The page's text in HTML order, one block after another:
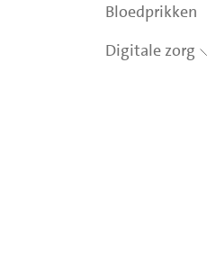
Bloedprikken
Digitale zorg